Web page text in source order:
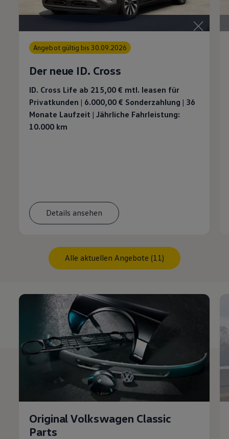
Angebot gültig bis 30.09.2026
Der neue ID. Cross
ID. Cross Life ab 215,00 € mtl. leasen für
Privatkunden | 6.000,00 € Sonderzahlung | 36
Monate Laufzeit | Jährliche Fahrleistung:
10.000 km
Details ansehen
Alle aktuellen Angebote (11)
Original Volkswagen Classic
Parts